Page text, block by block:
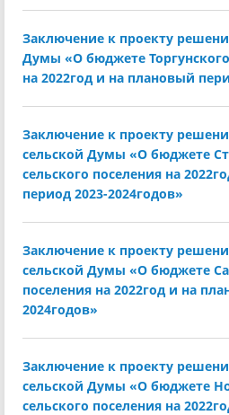
Заключение к проекту
Думы «О бюджете
на 2022год и на плановый
Заключение к проекту
сельской Думы «О бюджете
сельского поселения на
период 2023-2024годов»
Заключение к проекту
сельской Думы «О бюджете
поселения на 2022год и на
2024годов»
Заключение к проекту
сельской Думы «О бюджете
сельского поселения на